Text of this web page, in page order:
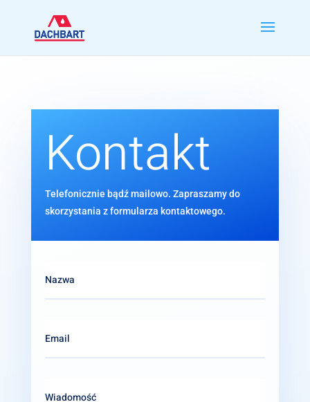
Kontakt
Telefonicznie bądź mailowo. Zapraszamy do
skorzystania z formularza kontaktowego.